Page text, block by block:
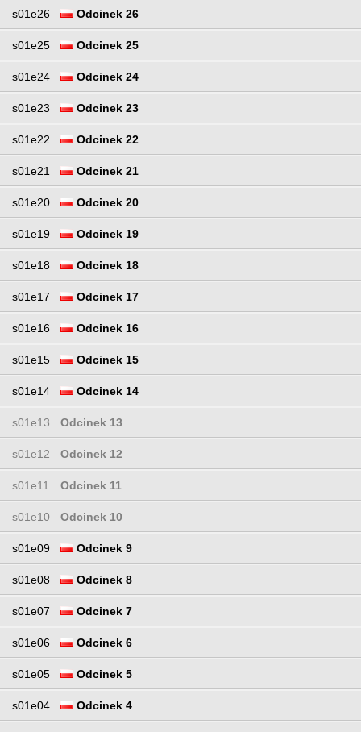
s01e26 Odcinek 26
s01e25 Odcinek 25
s01e24 Odcinek 24
s01e23 Odcinek 23
s01e22 Odcinek 22
s01e21 Odcinek 21
s01e20 Odcinek 20
s01e19 Odcinek 19
s01e18 Odcinek 18
s01e17 Odcinek 17
s01e16 Odcinek 16
s01e15 Odcinek 15
s01e14 Odcinek 14
s01e13 Odcinek 13
s01e12 Odcinek 12
s01e11 Odcinek 11
s01e10 Odcinek 10
s01e09 Odcinek 9
s01e08 Odcinek 8
s01e07 Odcinek 7
s01e06 Odcinek 6
s01e05 Odcinek 5
s01e04 Odcinek 4